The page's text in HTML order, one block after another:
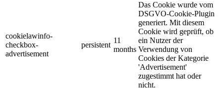
cookielawinfo-
checkbox-
advertisement
persistent
11
months
Das Cookie wurde vom
DSGVO-Cookie-Plugin
generiert. Mit diesem
Cookie wird geprüft, ob
ein Nutzer der
Verwendung von
Cookies der Kategorie
'Advertisement'
zugestimmt hat oder
nicht.